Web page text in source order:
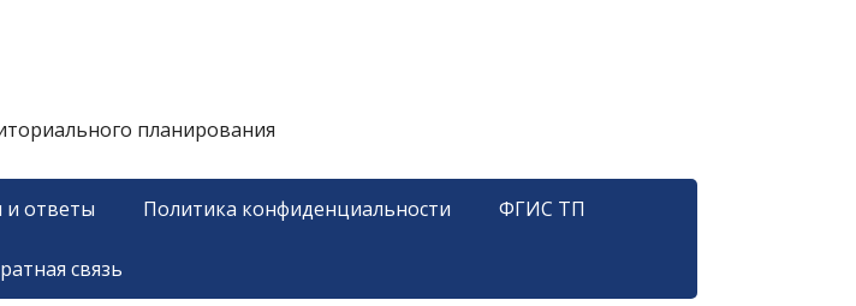
планирования
и ответы Политика конфиденциальности ФГИС ТП
связь